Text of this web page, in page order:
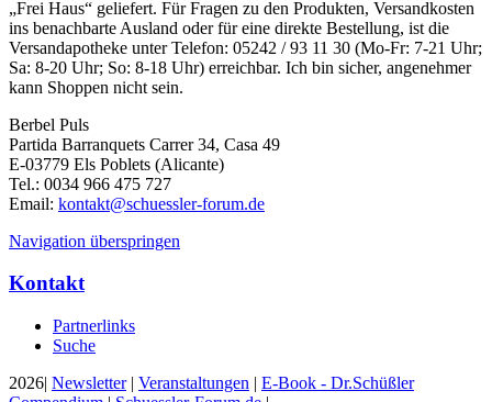
„Frei Haus“ geliefert. Für Fragen zu den Produkten, Versandkosten
ins benachbarte Ausland oder für eine direkte Bestellung, ist die
Versandapotheke unter Telefon: 05242 / 93 11 30 (Mo-Fr: 7-21 Uhr;
Sa: 8-20 Uhr; So: 8-18 Uhr) erreichbar. Ich bin sicher, angenehmer
kann Shoppen nicht sein.
Berbel Puls
Partida Barranquets Carrer 34, Casa 49
E-03779 Els Poblets (Alicante)
Tel.: 0034 966 475 727
Email: kontakt@schuessler-forum.de
Navigation überspringen
Kontakt
Partnerlinks
Suche
2026| Newsletter| Veranstaltungen | E-Book - Dr.Schüßler